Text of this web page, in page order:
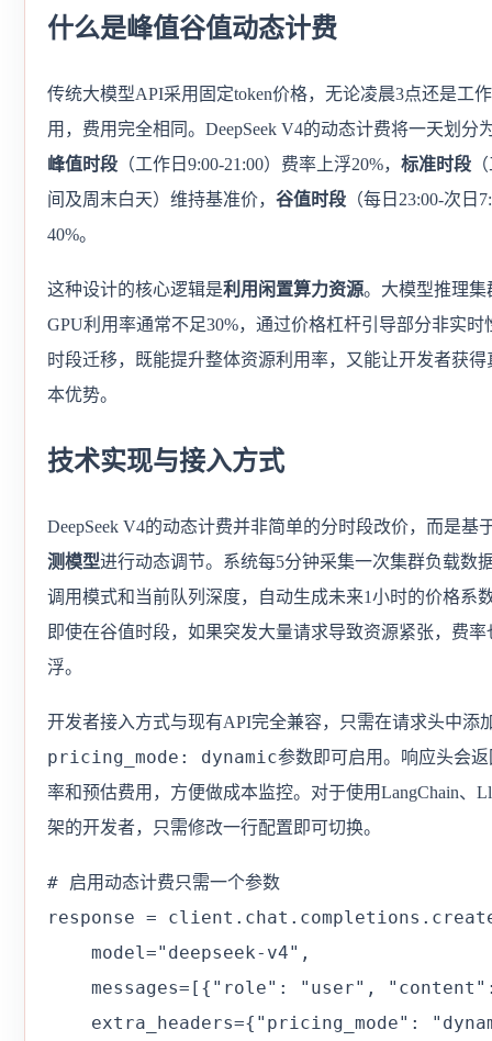
什么是峰值谷值动态计费
传统大模型API采用固定token价格，无论凌晨3点还是工
用，费用完全相同。DeepSeek V4的动态计费将一天划分
峰值时段 （工作日9:00-21:00）费率上浮20%， 标准时段
间及周末白天）维持基准价， 谷值时段 （每日23:00-次日
40%。
这种设计的核心逻辑是利用闲置算力资源。大模型推理集
GPU利用率通常不足30%，通过价格杠杆引导部分非实时
时段迁移，既能提升整体资源利用率，又能让开发者获
本优势。
技术实现与接入方式
DeepSeek V4的动态计费并非简单的分时段改价，而是基
测模型进行动态调节。系统每5分钟采集一次集群负载数
调用模式和当前队列深度，自动生成未来1小时的价格系
即使在谷值时段，如果突发大量请求导致资源紧张，费率
浮。
开发者接入方式与现有API完全兼容，只需在请求头中添
pricing_mode: dynamic参数即可启用。响应头会
率和预估费用，方便做成本监控。对于使用LangChain、
架的开发者，只需修改一行配置即可切换。
# 启用动态计费只需一个参数
response =
    model="deepseek-v4",
messages=[{"role": "user",
extra_headers={"pricing_mode":